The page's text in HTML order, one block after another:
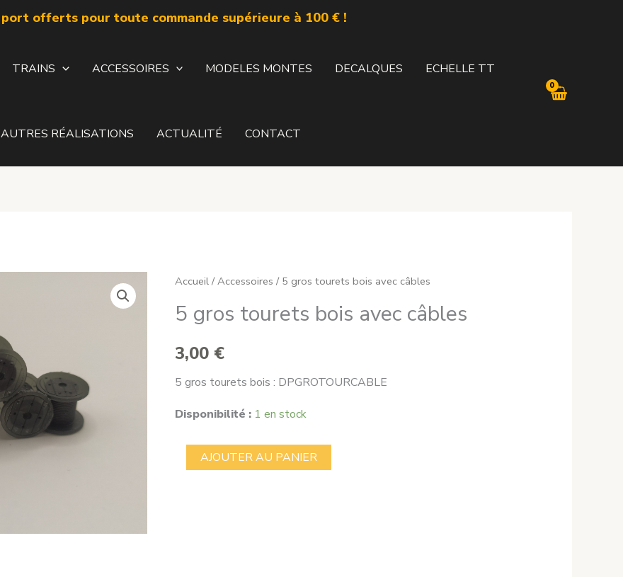
port offerts pour toute commande supérieure à 100 € !
TRAINS ACCESSOIRES MODELES MONTES DECALQUES ECHELLE TT
AUTRES RÉALISATIONS ACTUALITÉ CONTACT
Accueil /Accessoires / 5 gros tourets bois avec câbles
5 gros tourets bois avec câbles
3,00 €
5 gros tourets bois : DPGROTOURCABLE
Disponibilité : 1 en stock
quantité
de
AJOUTER AU PANIER